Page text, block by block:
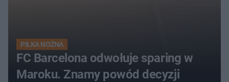
PIŁKA NOŻNA
FC Barcelona odwołuje sparing w
Maroku. Znamy powód decyzji